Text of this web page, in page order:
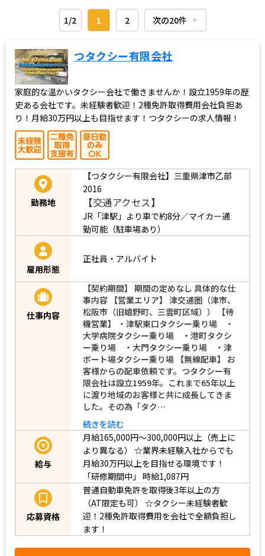
1/2 1 2 次の20件 ▶︎
つタクシー有限会社
家庭的な温かいタクシー会社で働きませんか！設立1959年の歴
史ある会社です。未経験者歓迎！2種免許取得費用会社負担あ
り！月給30万円以上も目指せます！つタクシーの求人情報！
勤務地
【つタクシー有限会社】三重県津市乙部
2016
【交通アクセス】
JR「津駅」より車で約8分／マイカー通
勤可能（駐車場あり）
雇用形態
正社員・アルバイト
仕事内容
【契約期間】 期間の定めなし 具体的な仕
事内容 【営業エリア】 津交通圏（津市、
松阪市（旧嬉野町、三雲町区域）） 【待
機営業】 ・津駅東口タクシー乗り場 ・
大学病院タクシー乗り場 ・港町タクシ
ー乗り場 ・大門タクシー乗り場 ・津
ボート場タクシー乗り場 【無線配車】 お
客様からの配車依頼です。つタクシー有
限会社は設立1959年。これまで65年以上
に渡り地域のお客様と共に成長してきま
した。その為「タク…
続きを読む
給与
月給165,000円～300,000円以上（売上に
より異なる）
☆業界未経験入社からでも
月給30万円以上を目指せる環境です！
「研修期間中」 時給1,087円
応募資格
普通自動車免許を取得後3年以上の方
（AT限定も可）
☆タクシー未経験者歓
迎！2種免許取得費用を会社で全額負担し
ます！